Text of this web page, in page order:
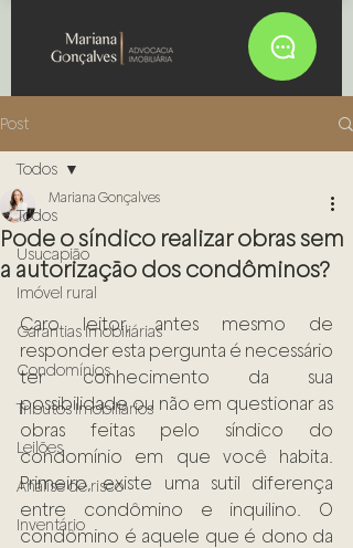
Post
Todos
Usucapião
Imóvel rural
Garantias Imobiliárias
Condomínios
Tributos Imobiliários
Leilões
Análise de risco
Inventário
Todos
Pode o síndico realizar obras sem
a autorização dos condôminos?
Mariana Gonçalves
Caro leitor, antes mesmo de
responder esta pergunta é necessário
ter conhecimento da sua
possibilidade ou não em questionar as
obras feitas pelo síndico do
condomínio em que você habita.
Primeiro, existe uma sutil diferença
entre condômino e inquilino. O
condômino é aquele que é dono da